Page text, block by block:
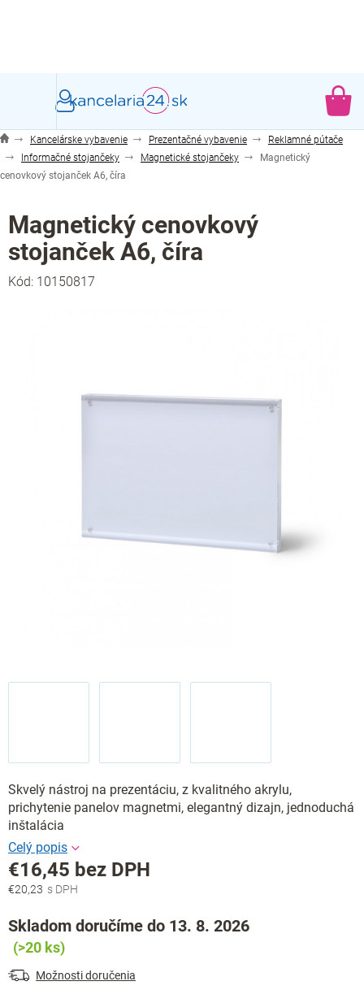
Kancelárske vybavenie Prezentačné vybavenie
Reklamné pútače
Informačné stojančeky
Magnetické stojančeky
Magnetický
cenovkový stojanček A6, číra
Magnetický cenovkový
stojanček A6, číra
Kód: 10150817
Skvelý nástroj na prezentáciu, z kvalitného akrylu,
prichytenie panelov magnetmi, elegantný dizajn, jednoduchá
inštalácia
€20,23
€16,45 bez DPH
Jednotková
Skladom doručíme do 13. 8. 2026
(>20 ks)
Možnosti doručenia